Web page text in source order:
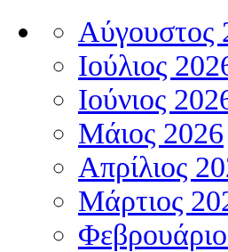
Αύγουστος
Ιούλιος
Ιούνιος
Μάιος 2026
Απρίλιος
Μάρτιος